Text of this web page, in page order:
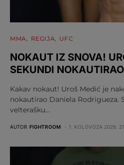
MMA REGIJA UFC
NOKAUT IZ SNOVA!
SEKUNDI
Kakav nokaut! Uroš Medić je
nokautirao Daniela Rodrigueza.
velterašku…
AUTOR FIGHTROOM 1. KOLOVOZA 2026.